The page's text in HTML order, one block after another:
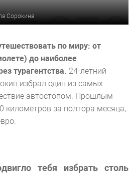
Сорокина
по миру: от
до наиболее
турагентства. 24-летний
избрал один из самых
автостопом. Прошлым
километров за полтора месяца,
тебя избрать столь